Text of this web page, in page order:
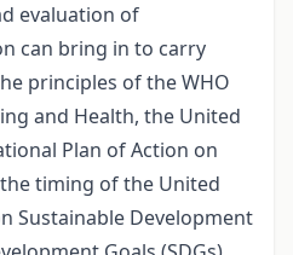
evaluation of
can bring in to carry
principles of the WHO
and Health, the United
Plan of Action on
timing of the United
Sustainable Development